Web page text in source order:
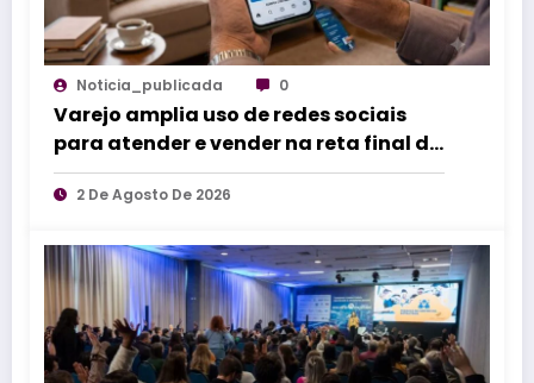
Noticia_publicada 0
Varejo amplia uso de redes sociais
para atender e vender na reta final do
Dia dos Pais
2 De Agosto De 2026